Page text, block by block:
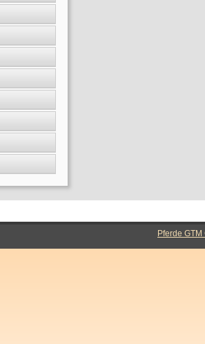
Pferde GTM